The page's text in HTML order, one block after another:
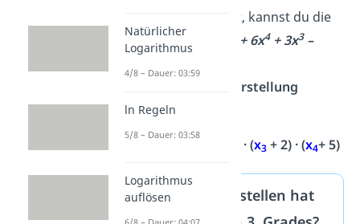
Nullstellen kennst, kannst du die
Funktion
+ 6x4+ 3x3–
Linearfaktorendarstellung
schreiben:
2 + 1) · (x3 + 2) · (x4+ 5)
Wie viele Nullstellen hat
Natürlicher
Logarithmus
4/8 – Dauer: 03:59
ln Regeln
5/8 – Dauer: 03:58
Logarithmus
auflösen
6/8 – Dauer: 04:07